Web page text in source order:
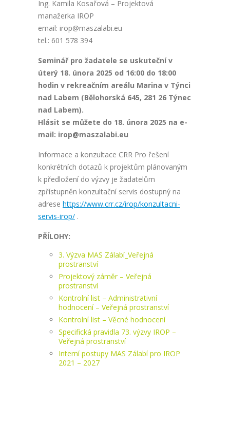
Ing. Kamila Kosařová – Projektová
manažerka IROP
email: irop@maszalabi.eu
tel.: 601 578 394
Seminář pro žadatele se uskuteční v
úterý 18. února 2025 od 16:00 do 18:00
hodin v rekreačním areálu Marina v Týnci
nad Labem (Bělohorská 645, 281 26 Týnec
nad Labem).
Hlásit se můžete do 18. února 2025 na e-
mail: irop@maszalabi.eu
Informace a konzultace CRR Pro řešení
konkrétních dotazů k projektům plánovaným
k předložení do výzvy je žadatelům
zpřístupněn konzultační servis dostupný na
adrese https://www.crr.cz/irop/konzultacni-
servis-irop/ .
PŘÍLOHY:
3. Výzva MAS Zálabí_Veřejná
prostranství
Projektový záměr – Veřejná
prostranství
Kontrolní list – Administrativní
hodnocení – Veřejná prostranství
Kontrolní list – Věcné hodnocení
Specifická pravidla 73. výzvy IROP –
Veřejná prostranství
Interní postupy MAS Zálabí pro IROP
2021 – 2027